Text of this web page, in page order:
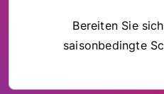
Bereiten Sie
saisonbedingte